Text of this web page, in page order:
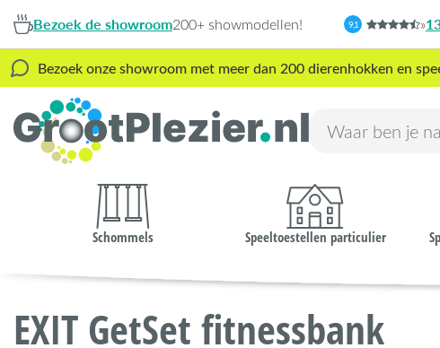
Bezoek de showroom200+ showmodellen! 9,1 »
Bezoek onze showroom met meer dan 200 dierenhokken en
Schommels Speeltoestellen particulier
EXIT GetSet fitnessbank